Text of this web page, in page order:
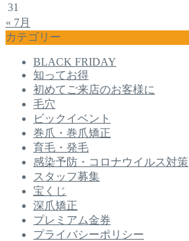
31
« 7月
カテゴリー
BLACK FRIDAY
知ってお得
初めてご来店のお客様に
毛穴
ビックイベント
巻爪・巻爪矯正
育毛・発毛
感染予防・コロナウイルス対策
スタッフ募集
宝くじ
深爪矯正
プレミアム金券
プライバシーポリシー